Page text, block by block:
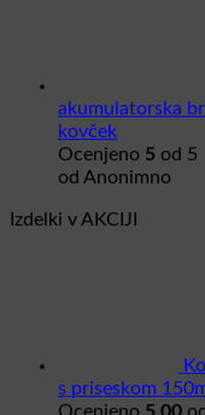
akumulatorska
kovček
Ocenjeno 5 od 5
od Anonimno
Izdelki v AKCIJI
s priseskom